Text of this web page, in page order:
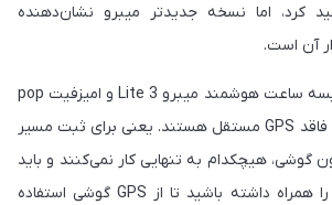
کرد، اما نسخه جدیدتر میبرو نشان‌دهنده
آن است.
نکته مهم دیگر در مقایسه ساعت هوشمند میبرو Lite 3 و امیزفیت pop
3R این است که هر دو فاقد GPS مستقل هستند. یعنی برای ثبت مسیر
گوشی، هیچکدام به تنهایی کار نمی‌کنند و باید
حتماً گوشی همراهتان را همراه داشته باشید تا از GPS گوشی استفاده